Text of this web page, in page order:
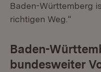
Baden-Württemberg
richtigen Weg.“
Baden-
bundesweiter